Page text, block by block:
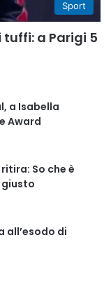
Sport
tuffi: a Parigi 5
a Isabella
Award
So che è
all’esodo di